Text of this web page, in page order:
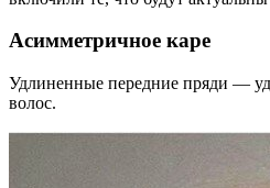
Асимметричное каре
Удлиненные передние пряди —
волос.